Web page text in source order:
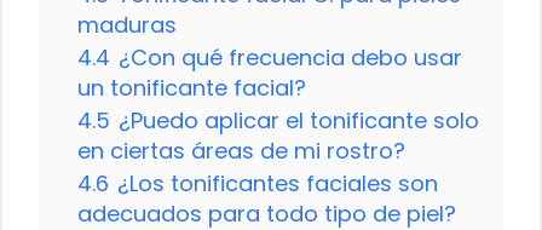
maduras
4.4 ¿Con qué frecuencia debo usar
un tonificante facial?
4.5 ¿Puedo aplicar el tonificante solo
en ciertas áreas de mi rostro?
4.6 ¿Los tonificantes faciales son
adecuados para todo tipo de piel?